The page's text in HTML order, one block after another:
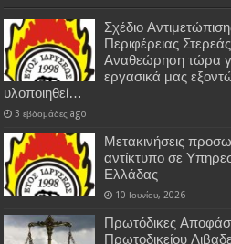
Σχέδιο
Περιφέρειας
Αναθεώρηση τώρα
εργασικά μας
υλοποιηθεί…
3 εβδομάδες ago
Μετακινήσεις
αντίκτυπο σε
Ελλάδας
10 Ιουνίου, 2026
Πρωτόδικες
Πρωτοδικείου